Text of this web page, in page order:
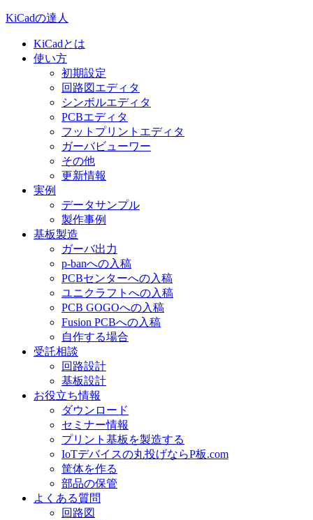
KiCadの達人
KiCadとは
使い方
初期設定
回路図エディタ
シンボルエディタ
PCBエディタ
フットプリントエディタ
ガーバビューワー
その他
更新情報
実例
データサンプル
製作事例
基板製造
ガーバ出力
p-banへの入稿
PCBセンターへの入稿
ユニクラフトへの入稿
PCB GOGOへの入稿
Fusion PCBへの入稿
自作する場合
受託相談
回路設計
基板設計
お役立ち情報
ダウンロード
セミナー情報
プリント基板を製造する
IoTデバイスの丸投げならP板.com
筐体を作る
部品の保管
よくある質問
回路図